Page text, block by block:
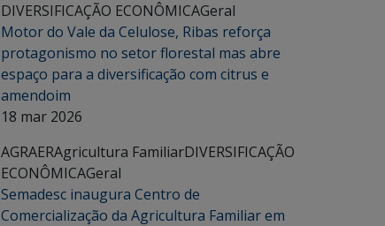
DIVERSIFICAÇÃO ECONÔMICAGeral
Motor do Vale da Celulose, Ribas reforça
protagonismo no setor florestal mas abre
espaço para a diversificação com citrus e
amendoim
18 mar 2026
AGRAERAgricultura FamiliarDIVERSIFICAÇÃO
ECONÔMICAGeral
Semadesc inaugura Centro de
Comercialização da Agricultura Familiar em